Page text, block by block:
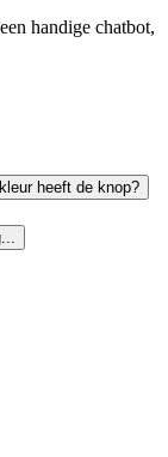
handige chatbot,
heeft de knop?